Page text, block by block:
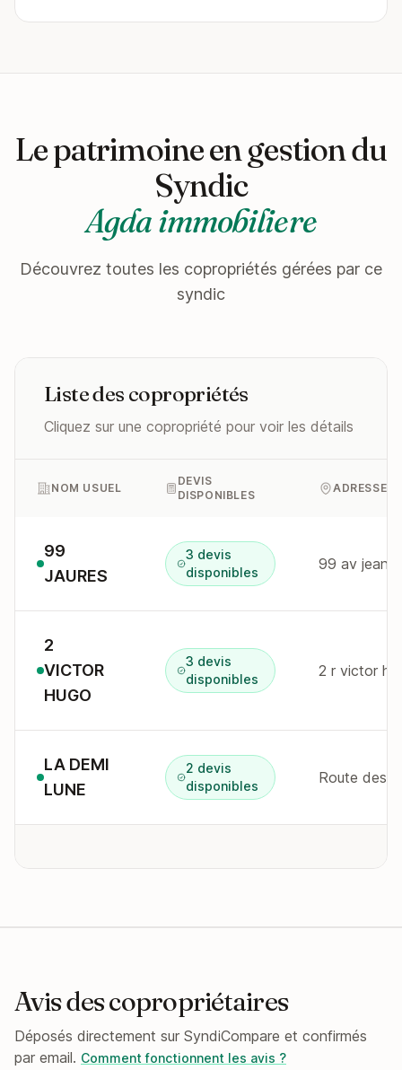
Le patrimoine en gestion du
Syndic
Agda immobiliere
Découvrez toutes les copropriétés gérées par ce
syndic
Liste des copropriétés
Cliquez sur une copropriété pour voir les détails
NOM USUEL
DEVIS
DISPONIBLES
ADRESSE
99
JAURES
3 devis
disponibles
99 av jean
2
VICTOR
HUGO
3 devis
disponibles
2 r victor
LA DEMI
LUNE
2 devis
disponibles
Route des
Avis des copropriétaires
Déposés directement sur SyndiCompare et confirmés
par email. Comment fonctionnent les avis ?